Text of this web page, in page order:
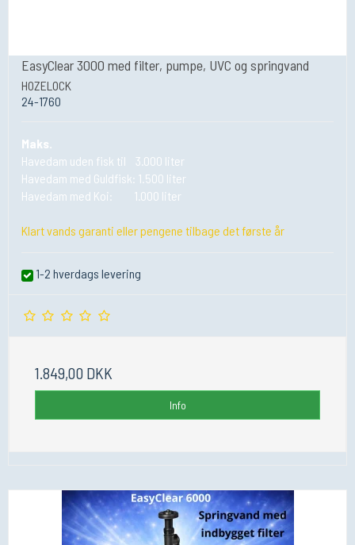
EasyClear 3000 med filter, pumpe, UVC og springvand
HOZELOCK
24-1760
Maks.
Havedam uden fisk til 3.000 liter
Havedam med Guldfisk: 1.500 liter
Havedam med Koi: 1.000 liter
Klart vands garanti eller pengene tilbage det første år
1-2 hverdags levering
1.849,00 DKK
Info